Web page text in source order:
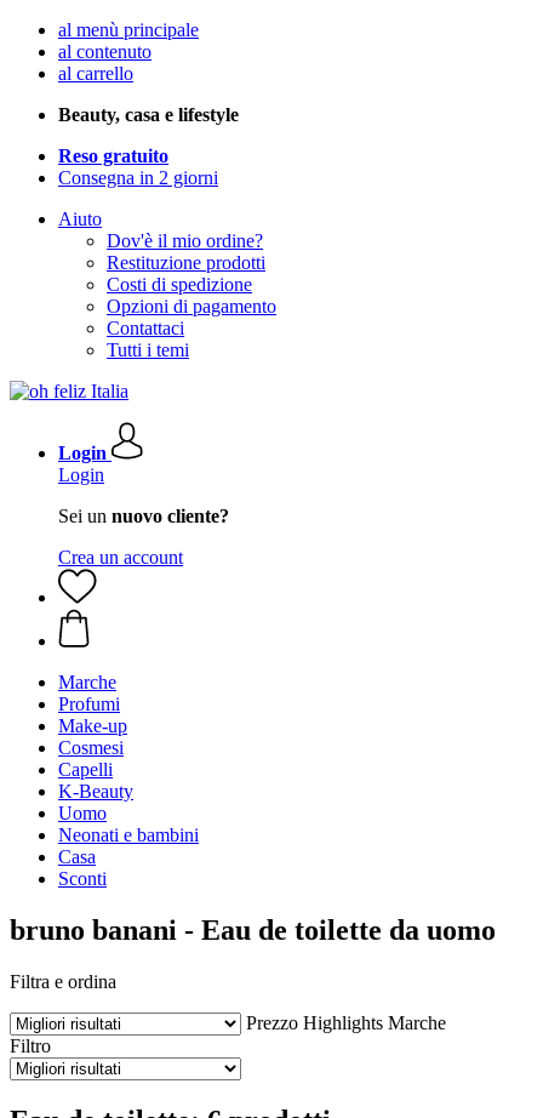
al menù principale
al contenuto
al carrello
Beauty, casa e lifestyle
Reso gratuito
Consegna in 2 giorni
Aiuto
Dov'è il mio ordine?
Restituzione prodotti
Costi di spedizione
Opzioni di pagamento
Contattaci
Tutti i temi
Login
Login
Sei un nuovo cliente?
Crea un account
Marche
Profumi
Make-up
Cosmesi
Capelli
K-Beauty
Uomo
Neonati e bambini
Casa
Sconti
bruno banani - Eau de toilette da uomo
Filtra e ordina
Prezzo Highlights Marche
Filtro